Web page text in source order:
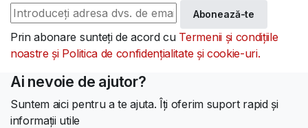
Abonează-te
Prin abonare sunteți de acord cu Termenii și condițiile
noastre și Politica de confidențialitate și cookie-uri.
Ai nevoie de ajutor?
Suntem aici pentru a te ajuta. Îți oferim suport rapid și
informații utile